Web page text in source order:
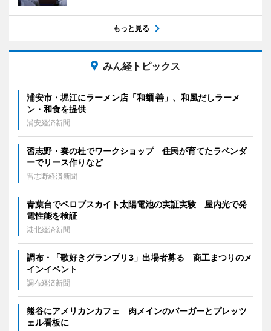
もっと見る
みん経トピックス
浦安市・堀江にラーメン店「和麺 善」、和風だしラーメ
ン・和食を提供
浦安経済新聞
習志野・奏の杜でワークショップ 住民が育てたラベンダ
ーでリース作りなど
習志野経済新聞
青葉台でペロブスカイト太陽電池の実証実験 屋内光で発
電性能を検証
港北経済新聞
調布・「歌好きグランプリ3」出場者募る 商工まつりのメ
インイベント
調布経済新聞
熊谷にアメリカンカフェ 肉メインのバーガーとプレッツ
ェル看板に